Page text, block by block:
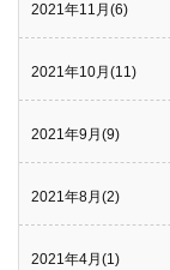
2021年11月(6)
2021年10月(11)
2021年9月(9)
2021年8月(2)
2021年4月(1)